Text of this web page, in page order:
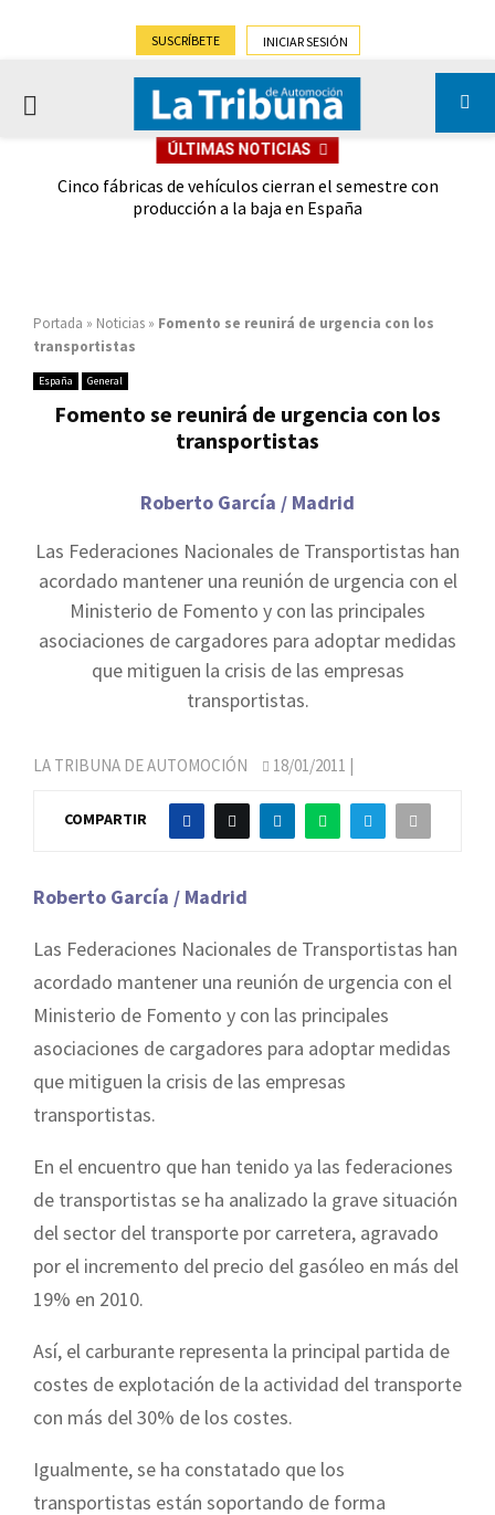
SUSCRÍBETE INICIAR SESIÓN
PRIMARY
ÚLTIMAS NOTICIAS
Cinco fábricas de vehículos cierran el semestre con
producción a la baja en España
Portada » Noticias » Fomento se reunirá de urgencia con los
transportistas
España General
Fomento se reunirá de urgencia con los
transportistas
Roberto García / Madrid
Las Federaciones Nacionales de Transportistas han
acordado mantener una reunión de urgencia con el
Ministerio de Fomento y con las principales
asociaciones de cargadores para adoptar medidas
que mitiguen la crisis de las empresas
transportistas.
LA TRIBUNA DE AUTOMOCIÓN 18/01/2011 |
COMPARTIR
Roberto García / Madrid
Las Federaciones Nacionales de Transportistas han
acordado mantener una reunión de urgencia con el
Ministerio de Fomento y con las principales
asociaciones de cargadores para adoptar medidas
que mitiguen la crisis de las empresas
transportistas.
En el encuentro que han tenido ya las federaciones
de transportistas se ha analizado la grave situación
del sector del transporte por carretera, agravado
por el incremento del precio del gasóleo en más del
19% en 2010.
Así, el carburante representa la principal partida de
costes de explotación de la actividad del transporte
con más del 30% de los costes.
Igualmente, se ha constatado que los
transportistas están soportando de forma